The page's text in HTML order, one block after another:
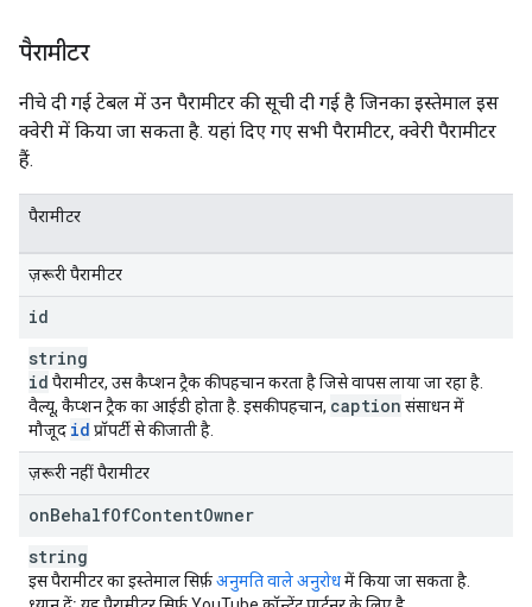
पैरामीटर
नीचे दी गई टेबल में उन पैरामीटर की सूची दी गई है जिनका इस्तेमाल इस
क्वेरी में किया जा सकता है. यहां दिए गए सभी पैरामीटर, क्वेरी पैरामीटर
हैं.
पैरामीटर
ज़रूरी पैरामीटर
id
string
id पैरामीटर, उस कैप्शन ट्रैक की पहचान करता है जिसे वापस लाया जा रहा है.
वैल्यू, कैप्शन ट्रैक का आईडी होता है. इसकी पहचान, caption संसाधन में
मौजूद id प्रॉपर्टी से की जाती है.
ज़रूरी नहीं पैरामीटर
onBehalfOfContentOwner
string
इस पैरामीटर का इस्तेमाल सिर्फ़अनुमति वाले अनुरोधमें किया जा सकता है.